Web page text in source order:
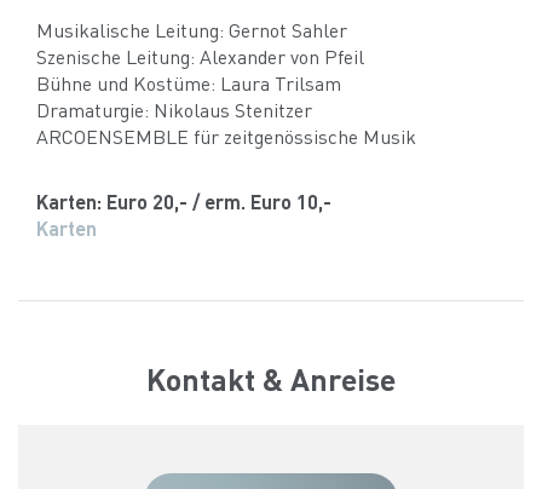
Musikalische Leitung: Gernot Sahler
Szenische Leitung: Alexander von Pfeil
Bühne und Kostüme: Laura Trilsam
Dramaturgie: Nikolaus Stenitzer
ARCOENSEMBLE für zeitgenössische Musik
Karten: Euro 20,- / erm. Euro 10,-
Karten
Kontakt & Anreise